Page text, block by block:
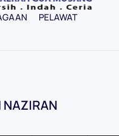
PELAWAT
NAZIRAN